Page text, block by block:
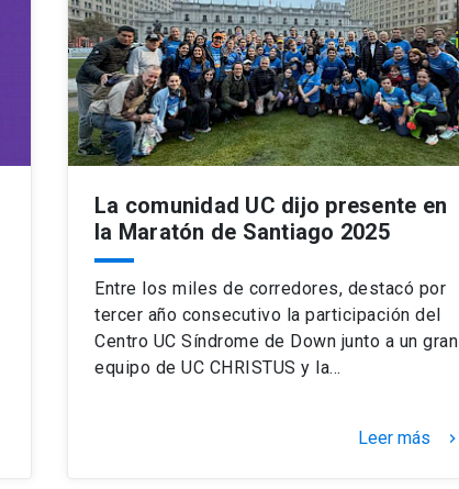
La comunidad UC dijo presente en
la Maratón de Santiago 2025
Entre los miles de corredores, destacó por
tercer año consecutivo la participación del
Centro UC Síndrome de Down junto a un gran
equipo de UC CHRISTUS y la…
Leer más keyboard_arrow_right